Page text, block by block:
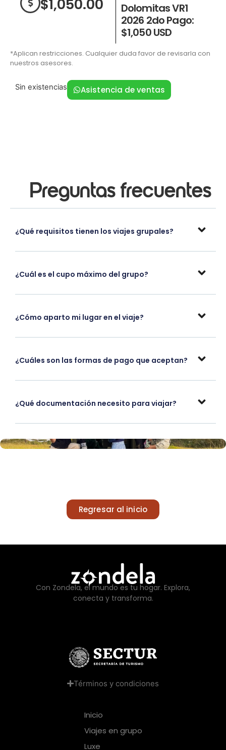
$1,050.00
Dolomitas VR1
2026 2do Pago:
$1,050 USD
*Aplican restricciones. Cualquier duda favor de revisarla con
nuestros asesores.
Sin existencias Asistencia de ventas
Preguntas frecuentes
¿Qué requisitos tienen los viajes grupales?
¿Cuál es el cupo máximo del grupo?
¿Cómo aparto mi lugar en el viaje?
¿Cuáles son las formas de pago que aceptan?
¿Qué documentación necesito para viajar?
Regresar al inicio
Con Zondela, el mundo es tu hogar. Explora,
conecta y transforma.
Términos y condiciones
Inicio
Viajes en grupo
Luxe